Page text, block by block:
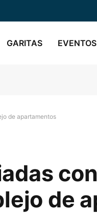
GARITAS EVENTOS
de apartamentos
de